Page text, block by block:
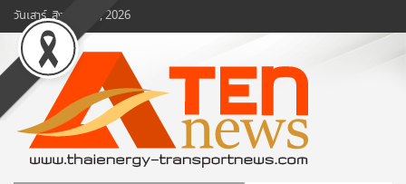
Skip
to
content
วันเสาร์, สิงหาคม 8, 2026
ข่าวพลังงานและคมนาคม